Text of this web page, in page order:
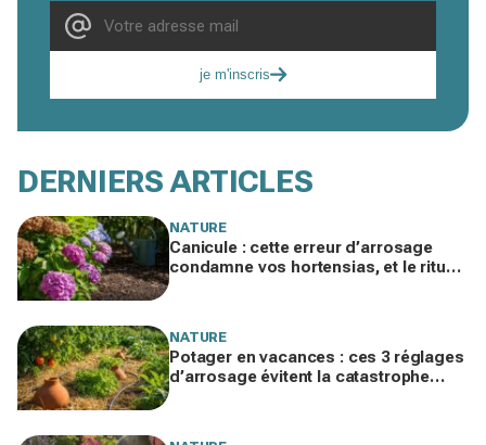
je m'inscris
DERNIERS ARTICLES
NATURE
Canicule : cette erreur d’arrosage
condamne vos hortensias, et le rituel
NATURE
Potager en vacances : ces 3 réglages
d’arrosage évitent la catastrophe